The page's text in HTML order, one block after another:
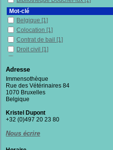
Mot-clé
Belgique [1]
Colocation [1]
Contrat de bail
[1]
Droit civil
[1]
Habitats alternatifs
Immobilier[1]
Logement[1]
Propriété privée
Section
Adresse
Immensothèque
Rue des Vétérinaires 84
1070 Bruxelles
Belgique
Kristel Dupont
+32 (0)497 20 23 80
Nous écrire